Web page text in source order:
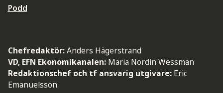
Podd
Chefredaktör:Anders Hägerstrand
VD, EFN Ekonomikanalen: Maria Nordin Wessman
Redaktionschef och tf ansvarig utgivare: Eric
Emanuelsson